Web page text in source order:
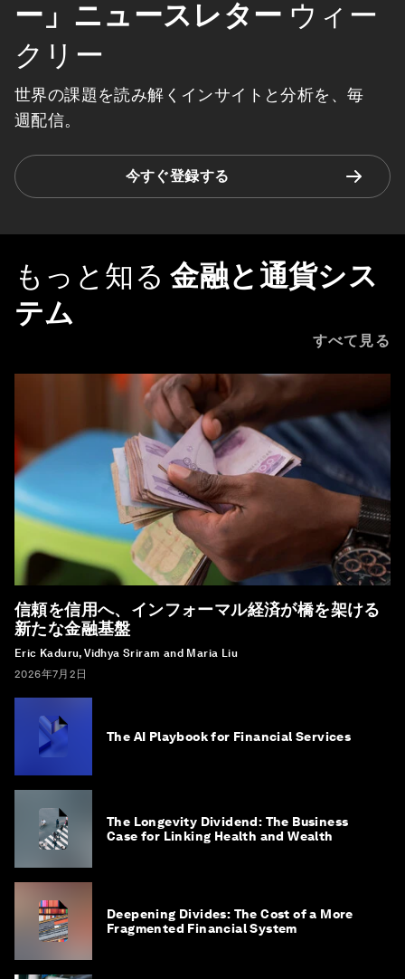
ー」ニュースレター ウィー
クリー
世界の課題を読み解くインサイトと分析を、毎
週配信。
今すぐ登録する
もっと知る 金融と通貨シス
テム
すべて見る
信頼を信用へ、インフォーマル経済が橋を架ける
新たな金融基盤
Eric Kaduru, Vidhya Sriram and Maria Liu
2026年7月2日
The AI Playbook for Financial Services
The Longevity Dividend: The Business
Case for Linking Health and Wealth
Deepening Divides: The Cost of a More
Fragmented Financial System